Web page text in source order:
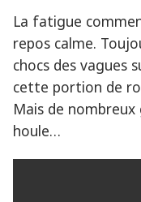
La fatigue
repos calme.
chocs des vagues
cette portion de
Mais de
houle…